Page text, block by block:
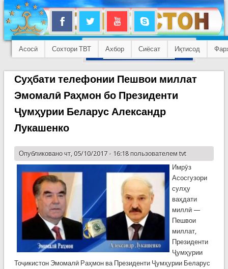
Асосӣ Сохтори ТВТ Ахбор Сиёсат Иқтисод
Суҳбати телефонии Пешвои миллат
Эмомалӣ Раҳмон бо Президенти
Ҷумҳурии Беларус Александр
Лукашенко
Опубликовано чт, 05/10/2017 - 16:18 пользователем tvt
Имрӯз
Асосгузори
сулҳу
ваҳдати
миллӣ —
Пешвои
миллат,
Президенти
Ҷумҳурии
Тоҷикистон Эмомалӣ Раҳмон ва Президенти Ҷумҳурии Беларус